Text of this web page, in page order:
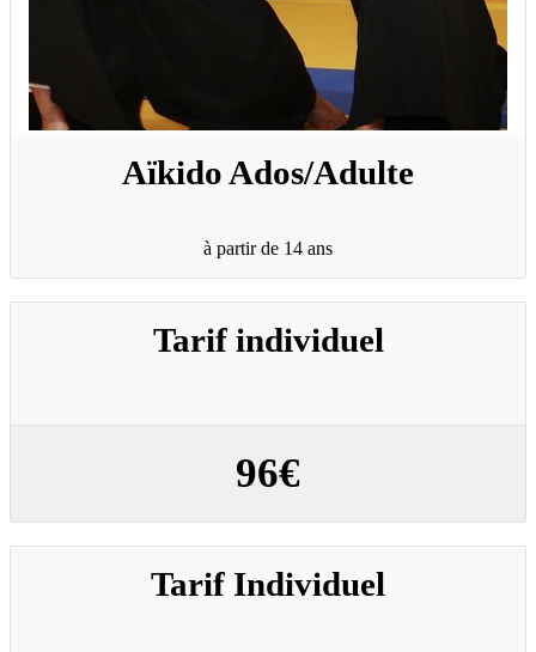
Aïkido Ados/Adulte
à partir de 14 ans
Tarif individuel
96€
Tarif Individuel